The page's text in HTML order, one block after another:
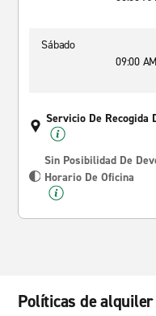
Sábado
09:00
Servicio De Recogida
Sin Posibilidad De
Horario De Oficina
Políticas de alquiler